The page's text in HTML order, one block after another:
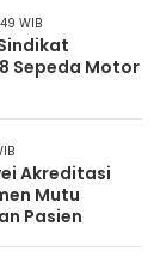
WIB
Sepeda Motor
Akreditasi
Mutu
Pasien